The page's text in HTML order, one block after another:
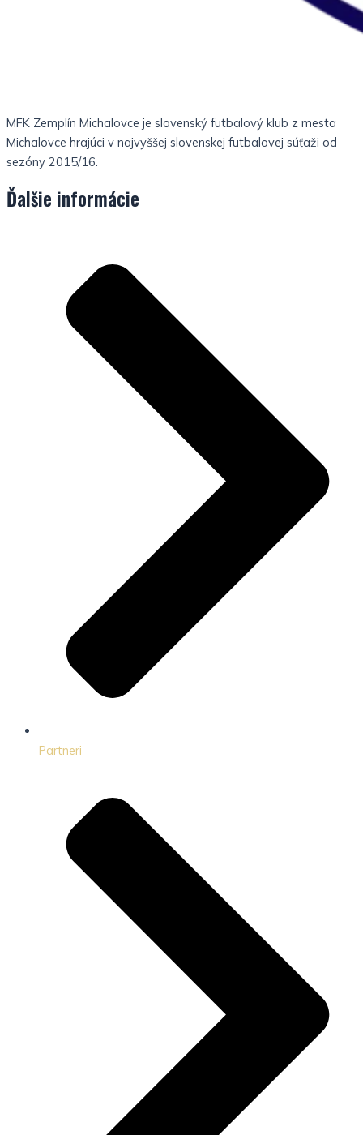
MFK Zemplín Michalovce je slovenský futbalový klub z mesta
Michalovce hrajúci v najvyššej slovenskej futbalovej súťaži od
sezóny 2015/16.
Ďalšie informácie
Partneri